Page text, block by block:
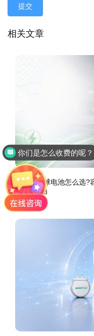
提交
相关文章
无人机足球电池怎么选?
2026-07-03
你们是怎么收费的呢？